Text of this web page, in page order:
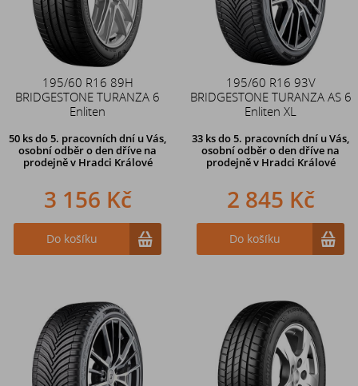
195/60 R16 89H
BRIDGESTONE TURANZA 6
Enliten
50 ksdo 5. pracovních dní u Vás,
osobní odběr o den dříve na
prodejněv Hradci Králové
3 156 Kč
Do košíku
195/60 R16 93V
BRIDGESTONE TURANZA AS 6
Enliten XL
33 ksdo 5. pracovních dní u Vás,
osobní odběr o den dříve na
prodejněv Hradci Králové
2 845 Kč
Do košíku